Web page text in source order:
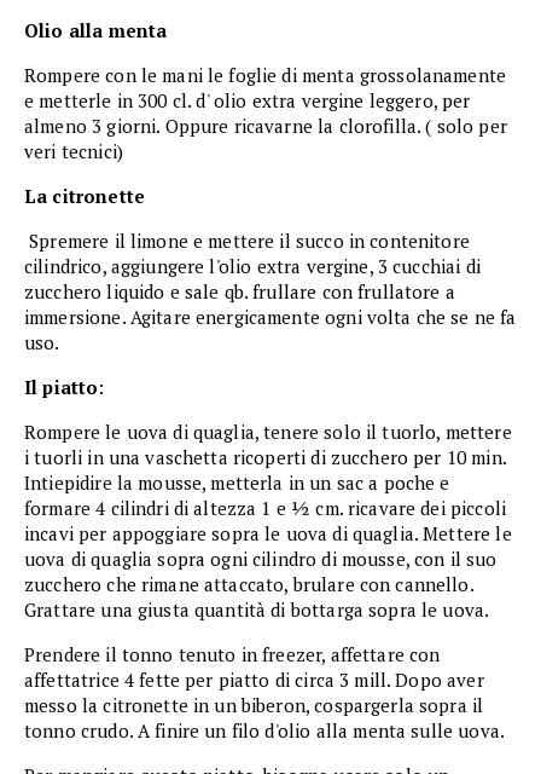
Olio alla menta
Rompere con le mani le foglie di menta grossolanamente
e metterle in 300 cl. d' olio extra vergine leggero, per
almeno 3 giorni. Oppure ricavarne la clorofilla. ( solo per
veri tecnici)
La citronette
Spremere il limone e mettere il succo in contenitore
cilindrico, aggiungere l'olio extra vergine, 3 cucchiai di
zucchero liquido e sale qb. frullare con frullatore a
immersione. Agitare energicamente ogni volta che se ne fa
uso.
Il piatto:
Rompere le uova di quaglia, tenere solo il tuorlo, mettere
i tuorli in una vaschetta ricoperti di zucchero per 10 min.
Intiepidire la mousse, metterla in un sac a poche e
formare 4 cilindri di altezza 1 e ½ cm. ricavare dei piccoli
incavi per appoggiare sopra le uova di quaglia. Mettere le
uova di quaglia sopra ogni cilindro di mousse, con il suo
zucchero che rimane attaccato, brulare con cannello.
Grattare una giusta quantità di bottarga sopra le uova.
Prendere il tonno tenuto in freezer, affettare con
affettatrice 4 fette per piatto di circa 3 mill. Dopo aver
messo la citronette in un biberon, cospargerla sopra il
tonno crudo. A finire un filo d'olio alla menta sulle uova.